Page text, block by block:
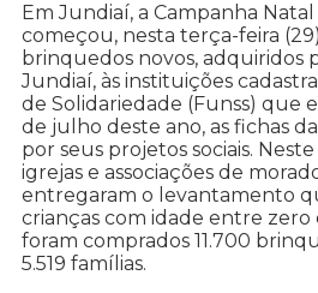
Em Jundiaí, a Campanha Natal
começou, nesta terça-feira
brinquedos novos, adquiridos
Jundiaí, às instituições
de Solidariedade (Funss) que
de julho deste ano, as fichas
por seus projetos sociais.
igrejas e associações de
entregaram o levantamento
crianças com idade entre zero
foram comprados 11.700
5.519 famílias.